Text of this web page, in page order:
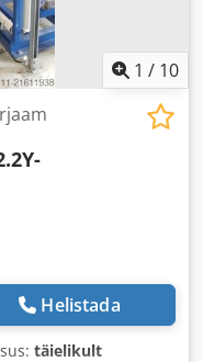
1 / 10
Helistada
täielikult